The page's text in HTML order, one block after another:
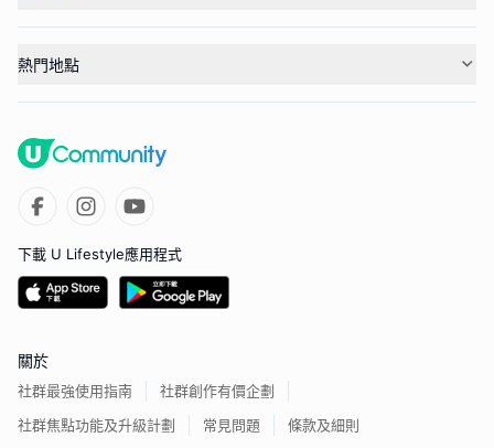
熱門地點
下載 U Lifestyle應用程式
關於
社群最強使用指南
社群創作有價企劃
社群焦點功能及升級計劃
常見問題 條款及細則